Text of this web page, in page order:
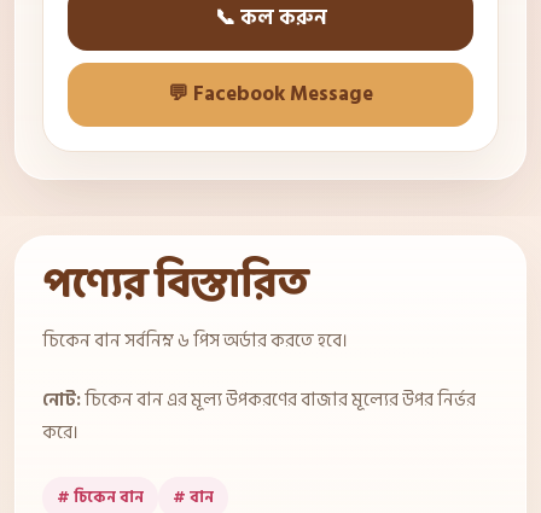
📞 কল করুন
💬 Facebook Message
পণ্যের বিস্তারিত
চিকেন বান সর্বনিম্ন ৬ পিস অর্ডার করতে হবে।
নোট:চিকেন বান এর মূল্য উপকরণের বাজার মূল্যের উপর নির্ভর
করে।
# চিকেন বান # বান